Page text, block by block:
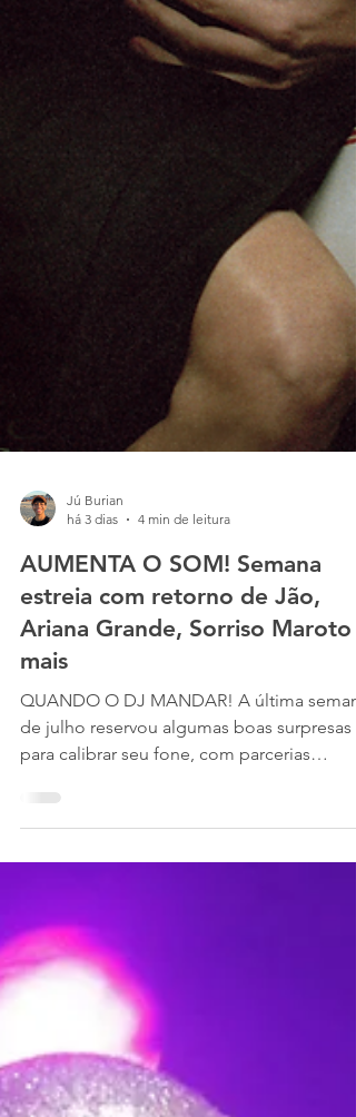
há 3 dias
4 min de leitura
AUMENTA O SOM! Semana
estreia com retorno de Jão,
Ariana Grande, Sorriso Maroto
mais
QUANDO O DJ MANDAR! A última
de julho reservou algumas boas surpresas
para calibrar seu fone, com parcerias
chiclete e ritmos diversos. A dupla de ouro
DENNIS E EU" e te envolvem em um
verdadeiro baile do DDD 21. E quem
também soube aproveitar bem uma
foi o Sorriso Maroto. Essa semana, o grupo
de pagode libera “Sorriso Eu Gosto no